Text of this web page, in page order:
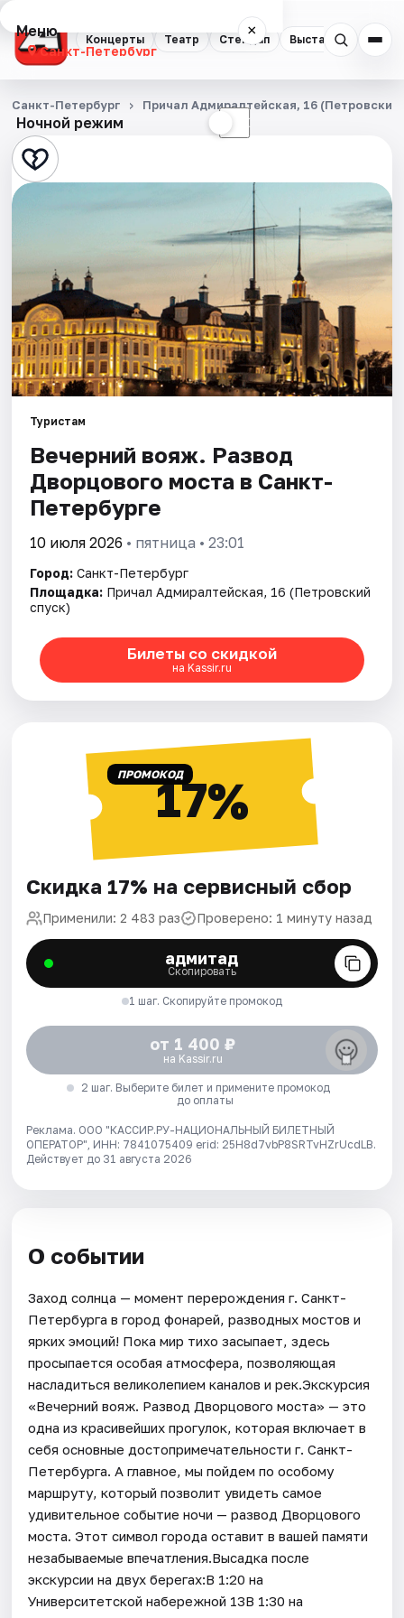
Концерты Театр Стендап Выставки
Меню ×
Санкт-Петербург
Концерты
Театр
Стендап
Квесты
Экскурсии
Спорт
События
Города
Площадки
Артисты
Рейтинги
Ночной режим ☾
Санкт-Петербург Причал Адмиралтейская, 16 (Петровский
Туристам
Вечерний вояж. Развод
Дворцового моста в Санкт-
Петербурге
10 июля 2026 • пятница • 23:01
Город: Санкт-Петербург
Площадка: Причал Адмиралтейская, 16 (Петровский
спуск)
Билеты со скидкой
на Kassir.ru
ПРОМОКОД17%
Скидка 17% на сервисный сбор
Применили: 2 483 раз Проверено: 1 минуту назад
адмитад
Скопировать
1 шаг. Скопируйте промокод
от 1 400 ₽
на Kassir.ru
2 шаг. Выберите билет и примените промокод
до оплаты
Реклама. ООО "КАССИР.РУ-НАЦИОНАЛЬНЫЙ БИЛЕТНЫЙ
ОПЕРАТОР", ИНН: 7841075409 erid: 25H8d7vbP8SRTvHZrUcdLB.
Действует до 31 августа 2026
О событии
Заход солнца — момент перерождения г. Санкт-
Петербурга в город фонарей, разводных мостов и
ярких эмоций! Пока мир тихо засыпает, здесь
просыпается особая атмосфера, позволяющая
насладиться великолепием каналов и рек.Экскурсия
«Вечерний вояж. Развод Дворцового моста» — это
одна из красивейших прогулок, которая включает в
себя основные достопримечательности г. Санкт-
Петербурга. А главное, мы пойдем по особому
маршруту, который позволит увидеть самое
удивительное событие ночи — развод Дворцового
моста. Этот символ города оставит в вашей памяти
незабываемые впечатления.Высадка после
экскурсии на двух берегах:В 1:20 на
Университетской набережной 13В 1:30 на